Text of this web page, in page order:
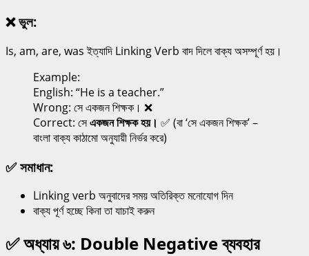
❌ ভুল:
Is, am, are, was ইত্যাদি Linking Verb বাদ দিলে বাক্য অসম্পূর্ণ হয়।
Example:
English: “He is a teacher.”
Wrong: সে একজন শিক্ষক। ❌
Correct: সেএকজন শিক্ষকহয়। ✅ (বা ‘সে একজন শিক্ষক’ –
বাংলা বাক্য কাঠামো অনুযায়ী নির্ভর করে)
✅ সমাধান:
Linking verb অনুবাদের সময় অতিরিক্ত মনোযোগ দিন
বাক্য পূর্ণ হচ্ছে কিনা তা যাচাই করুন
✅ অধ্যায় ৬: Double Negative ব্যবহার